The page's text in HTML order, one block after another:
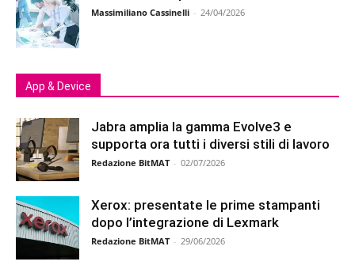
Massimiliano Cassinelli - 24/04/2026
App & Device
Jabra amplia la gamma Evolve3 e
supporta ora tutti i diversi stili di lavoro
Redazione BitMAT - 02/07/2026
Xerox: presentate le prime stampanti
dopo l’integrazione di Lexmark
Redazione BitMAT - 29/06/2026